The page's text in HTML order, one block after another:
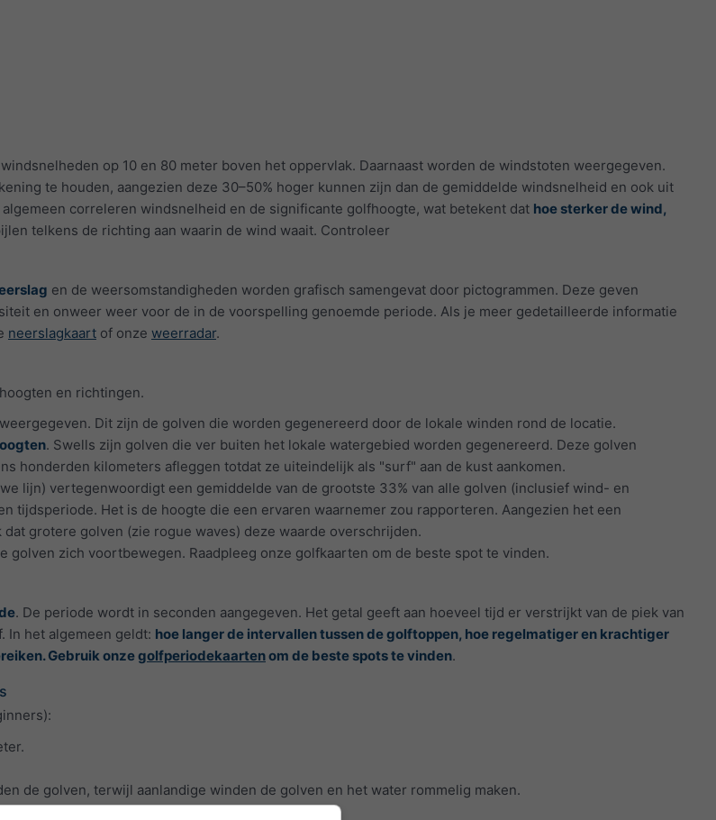
op 10 en 80 meter boven het oppervlak. Daarnaast worden de windstoten weergegeven.
te houden, aangezien deze 30–50% hoger kunnen zijn dan de gemiddelde windsnelheid en ook uit
correleren windsnelheid en de significante golfhoogte, wat betekent dat hoe sterker de wind,
telkens de richting aan waarin de wind waait. Controleer
en de weersomstandigheden worden grafisch samengevat door pictogrammen. Deze geven
en onweer weer voor de in de voorspelling genoemde periode. Als je meer gedetailleerde informatie
neerslagkaart of onze weerradar.
en richtingen.
Dit zijn de golven die worden gegenereerd door de lokale winden rond de locatie.
. Swells zijn golven die ver buiten het lokale watergebied worden gegenereerd. Deze golven
honderden kilometers afleggen totdat ze uiteindelijk als "surf" aan de kust aankomen.
lijn) vertegenwoordigt een gemiddelde van de grootste 33% van alle golven (inclusief wind- en
tijdsperiode. Het is de hoogte die een ervaren waarnemer zou rapporteren. Aangezien het een
grotere golven (zie rogue waves) deze waarde overschrijden.
golven zich voortbewegen. Raadpleeg onze golfkaarten om de beste spot te vinden.
. De periode wordt in seconden aangegeven. Het getal geeft aan hoeveel tijd er verstrijkt van de piek van
In het algemeen geldt: hoe langer de intervallen tussen de golftoppen, hoe regelmatiger en krachtiger
Gebruik onzegolfperiodekaartenom de beste spots te vinden.
de golven, terwijl aanlandige winden de golven en het water rommelig maken.